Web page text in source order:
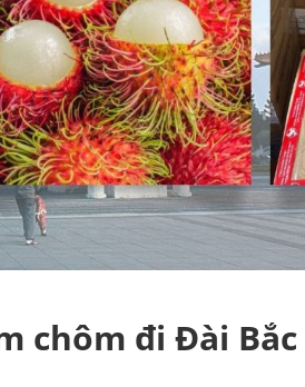
chôm đi Đài Bắc